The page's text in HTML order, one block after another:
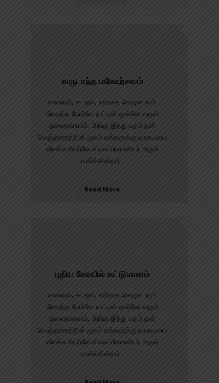
வருடாந்த மகோற்சவம்
மலையும், கடலும், வற்றாத செழுமையும்
நிறைந்த நோர்வே நாட்டின் ஒஸ்லோ எனும்
தலைநகரமாம், அங்கு இந்து மதம் தன்
மெஞ்ஞானத்தின் மூலம் மக்களுக்கு மாயையை
விலக்க நோர்வே சிவசுப்பிரமணியர் அருள்
பாலிக்கின்றார் .
Read More
புதிய கோயில் கட்டுமானம்
மலையும், கடலும், வற்றாத செழுமையும்
நிறைந்த நோர்வே நாட்டின் ஒஸ்லோ எனும்
தலைநகரமாம், அங்கு இந்து மதம் தன்
மெஞ்ஞானத்தின் மூலம் மக்களுக்கு மாயையை
விலக்க நோர்வே சிவசுப்பிரமணியர் அருள்
பாலிக்கின்றார் .